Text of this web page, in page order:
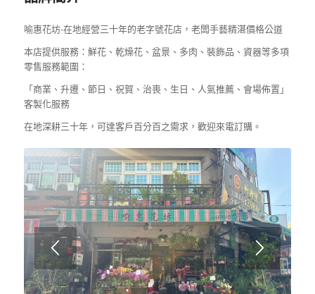
喻惠花坊-在地經營三十年的老字號花店，老闆手藝精湛價格公道
本店提供服務：鮮花、乾燥花、盆景、多肉、裝飾品、資器等多項
零售服務範圍：
「商業、升遷、節日、祝賀、治喪、生日、人氣推薦、會場佈置」
客製化服務
在地深耕三十年，可達客戶百分百之需求，歡迎來電訂購。